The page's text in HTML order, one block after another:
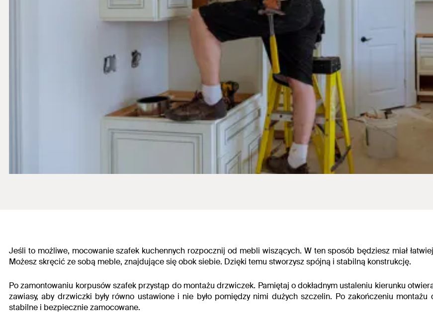
Jeśli to możliwe, mocowanie szafek kuchennych rozpocznij od mebli wiszących. W ten sposób będziesz miał
Możesz skręcić ze sobą meble, znajdujące się obok siebie. Dzięki temu stworzysz spójną i stabilną konstrukcję.
Po zamontowaniu korpusów szafek przystąp do montażu drzwiczek. Pamiętaj o dokładnym ustaleniu kierunku
zawiasy, aby drzwiczki były równo ustawione i nie było pomiędzy nimi dużych szczelin. Po zakończeniu montażu
stabilne i bezpiecznie zamocowane.